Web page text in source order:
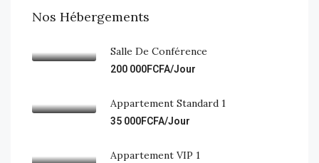
Nos Hébergements
Salle De Conférence
200 000FCFA/Jour
Appartement Standard 1
35 000FCFA/Jour
Appartement VIP 1